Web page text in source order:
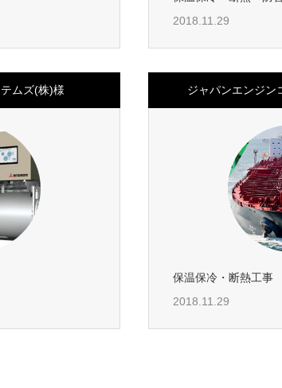
2018.11.29
ムズ(株)様 ジャパンエンジン
保温保冷・断熱工事
2018.11.29